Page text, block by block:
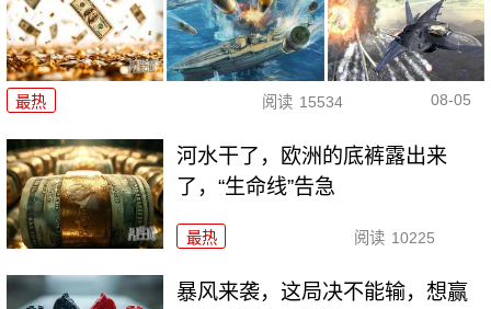
最热 阅读 15534 08-05
河水干了，欧洲的底裤露出来
了，“生命线”告急
最热 阅读 10225
暴风来袭，这局决不能输，想赢